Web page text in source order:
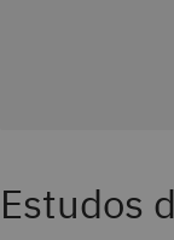
Estudos